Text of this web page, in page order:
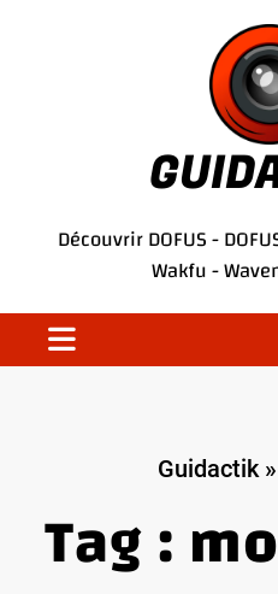
DécouvrirDOFUS-
Wakfu-
Guidactik»
Tag :